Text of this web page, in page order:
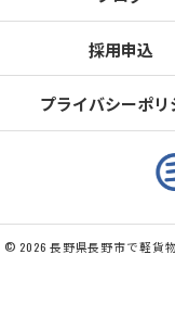
採用申込
プライバシーポリ
© 2026 長野県長野市で軽貨物